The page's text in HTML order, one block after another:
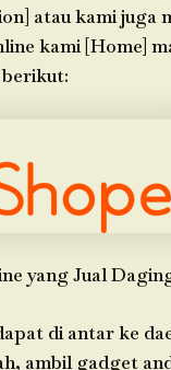
atau kami juga
kami [Home]
yang Jual
di antar ke
ambil gadget